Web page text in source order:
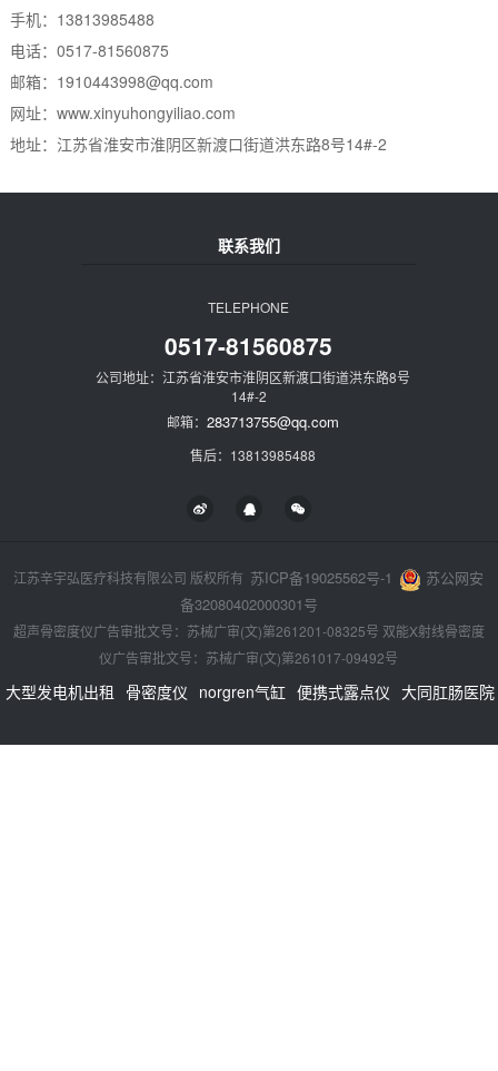
手机：13813985488
电话：0517-81560875
邮箱：1910443998@qq.com
网址：www.xinyuhongyiliao.com
地址：江苏省淮安市淮阴区新渡口街道洪东路8号14#-2
联系我们
TELEPHONE
0517-81560875
公司地址：江苏省淮安市淮阴区新渡口街道洪东路8号
14#-2
邮箱：283713755@qq.com
售后：13813985488
江苏辛宇弘医疗科技有限公司 版权所有 苏ICP备19025562号-1
苏公网安
备32080402000301号
超声骨密度仪广告审批文号：苏械广审(文)第261201-08325号 双能X射线骨密度
仪广告审批文号：苏械广审(文)第261017-09492号
大型发电机出租 骨密度仪 norgren气缸 便携式露点仪 大同肛肠医院